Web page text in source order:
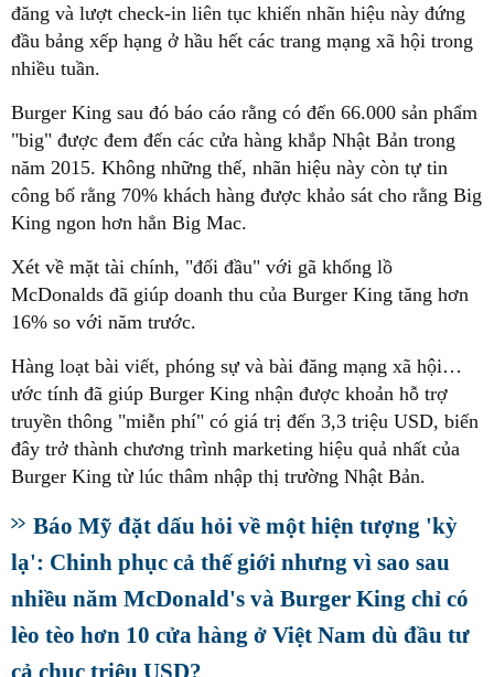
đăng và lượt check-in liên tục khiến nhãn hiệu này đứng
đầu bảng xếp hạng ở hầu hết các trang mạng xã hội trong
nhiều tuần.
Burger King sau đó báo cáo rằng có đến 66.000 sản phẩm
"big" được đem đến các cửa hàng khắp Nhật Bản trong
năm 2015. Không những thế, nhãn hiệu này còn tự tin
công bố rằng 70% khách hàng được khảo sát cho rằng Big
King ngon hơn hẳn Big Mac.
Xét về mặt tài chính, "đối đầu" với gã khổng lồ
McDonalds đã giúp doanh thu của Burger King tăng hơn
16% so với năm trước.
Hàng loạt bài viết, phóng sự và bài đăng mạng xã hội…
ước tính đã giúp Burger King nhận được khoản hỗ trợ
truyền thông "miễn phí" có giá trị đến 3,3 triệu USD, biến
đây trở thành chương trình marketing hiệu quả nhất của
Burger King từ lúc thâm nhập thị trường Nhật Bản.
Báo Mỹ đặt dấu hỏi về một hiện tượng 'kỳ
lạ': Chinh phục cả thế giới nhưng vì sao sau
nhiều năm McDonald's và Burger King chỉ có
lèo tèo hơn 10 cửa hàng ở Việt Nam dù đầu tư
cả chục triệu USD?